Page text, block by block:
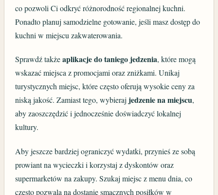
co pozwoli Ci odkryć różnorodność regionalnej kuchni.
Ponadto planuj samodzielne gotowanie, jeśli masz dostęp do
kuchni w miejscu zakwaterowania.
Sprawdź takżeaplikacje do taniego jedzenia, które mogą
wskazać miejsca z promocjami oraz zniżkami. Unikaj
turystycznych miejsc, które często oferują wysokie ceny za
niską jakość. Zamiast tego, wybieraj jedzenie na miejscu,
aby zaoszczędzić i jednocześnie doświadczyć lokalnej
kultury.
Aby jeszcze bardziej ograniczyć wydatki, przynieś ze sobą
prowiant na wycieczki i korzystaj z dyskontów oraz
supermarketów na zakupy. Szukaj miejsc z menu dnia, co
często pozwala na dostanie smacznych posiłków w